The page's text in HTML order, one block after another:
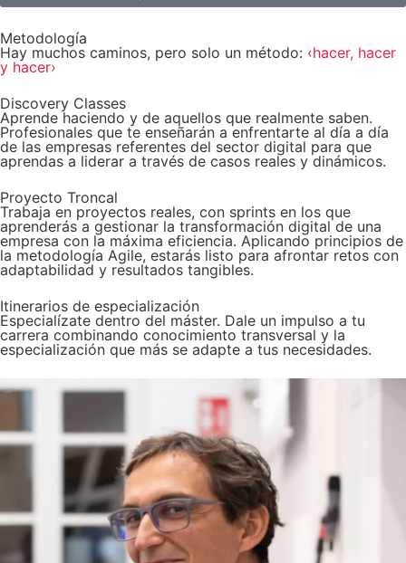
Metodología
Hay muchos caminos, pero solo un método: ‹hacer, hacer
y hacer›
Discovery Classes
Aprende haciendo y de aquellos que realmente saben.
Profesionales que te enseñarán a enfrentarte al día a día
de las empresas referentes del sector digital para que
aprendas a liderar a través de casos reales y dinámicos. ​
Proyecto Troncal
Trabaja en proyectos reales, con sprints en los que
aprenderás a gestionar la transformación digital de una
empresa con la máxima eficiencia. Aplicando principios de
la metodología Agile, estarás listo para afrontar retos con
adaptabilidad y resultados tangibles.​​
Itinerarios de especialización
Especialízate dentro del máster. Dale un impulso a tu
carrera combinando conocimiento transversal y la
especialización que más se adapte a tus necesidades.